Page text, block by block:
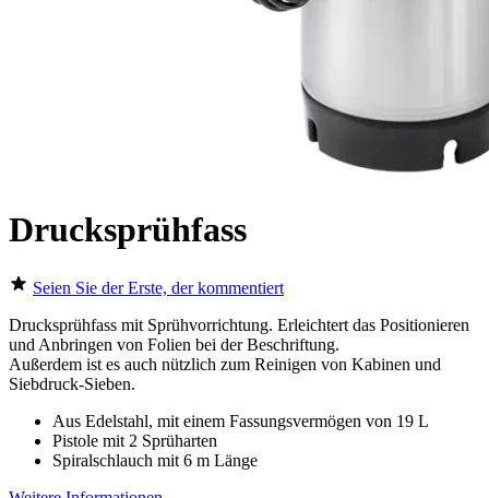
Drucksprühfass
Seien Sie der Erste, der kommentiert
Drucksprühfass mit Sprühvorrichtung. Erleichtert das Positionieren
und Anbringen von Folien bei derBeschriftung.
Außerdem ist es auch nützlich zum Reinigen von Kabinen und
Siebdruck-Sieben.
Aus Edelstahl, mit einem Fassungsvermögen von 19 L
Pistole mit 2 Sprüharten
Spiralschlauch mit 6 m Länge